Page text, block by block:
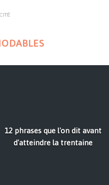
12 phrases que l'on dit avant
d'atteindre la trentaine